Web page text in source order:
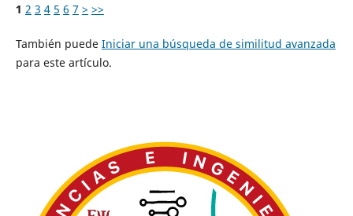
1 2 3 4 5 6 7 > >>
También puede Iniciar una búsqueda de similitud avanzada
para este artículo.